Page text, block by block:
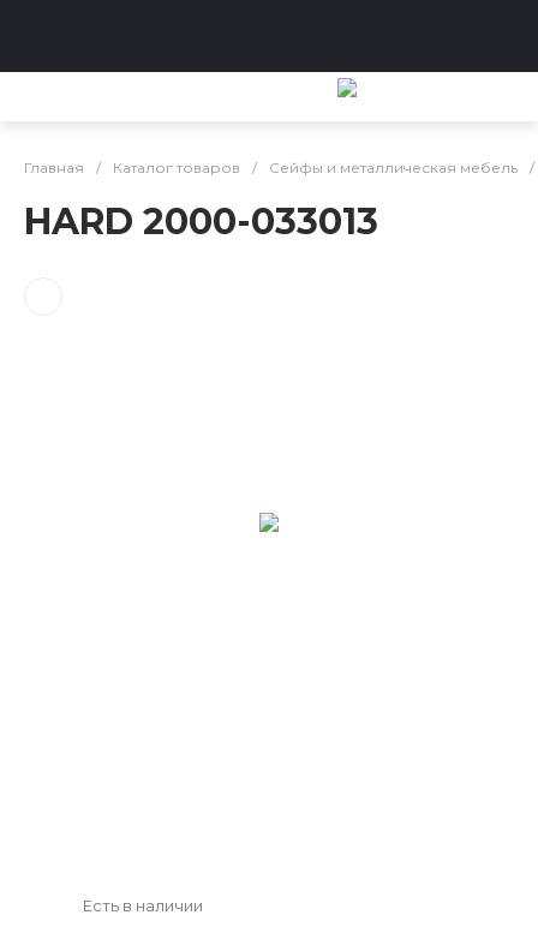
Главная / Каталог товаров / Сейфы и металлическая мебель /
HARD 2000-033013
Есть в наличии